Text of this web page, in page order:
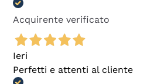
Acquirente verificato
Ieri
Perfetti e attenti al cliente